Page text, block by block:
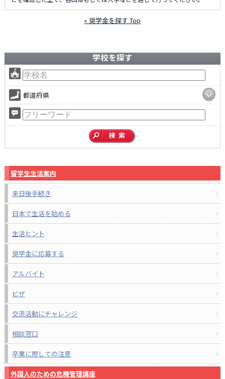
« 奨学金を探す Top
学校を探す
都道府県
留学生生活案内
来日後手続き
日本で生活を始める
生活ヒント
奨学金に応募する
アルバイト
ビザ
交流活動にチャレンジ
相談窓口
卒業に際しての注意
外国人のための危機管理講座